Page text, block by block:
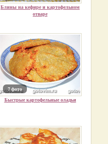
Блины на кефире и картофельном
отваре
7 фото
Быстрые картофельные оладьи